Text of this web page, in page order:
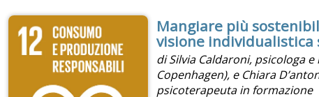
Mangiare più
visione individualistica
di Silvia Caldaroni, psicologa
Copenhagen), e Chiara
psicoterapeuta in formazione